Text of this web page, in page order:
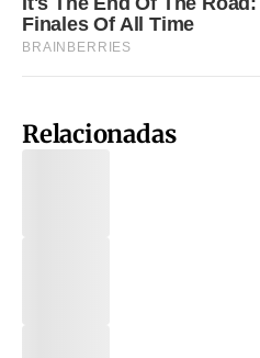
Relacionadas